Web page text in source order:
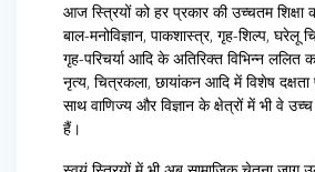
आज स्त्रियों को हर प्रकार की उच्चतम शिक्षा
बाल-मनोविज्ञान, पाकशास्त्र, गृह-शिल्प, घरेलू
गृह-परिचर्या आदि के अतिरिक्त विभिन्न
नृत्य, चित्रकला, छायांकन आदि में विशेष
साथ वाणिज्य और विज्ञान के क्षेत्रों में भी वे उच्च
हैं।